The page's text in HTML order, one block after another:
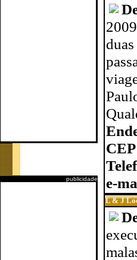
publicidade
e-
L & J